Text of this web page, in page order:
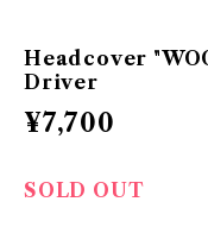
Headcover
Driver
¥7,700
SOLD OUT